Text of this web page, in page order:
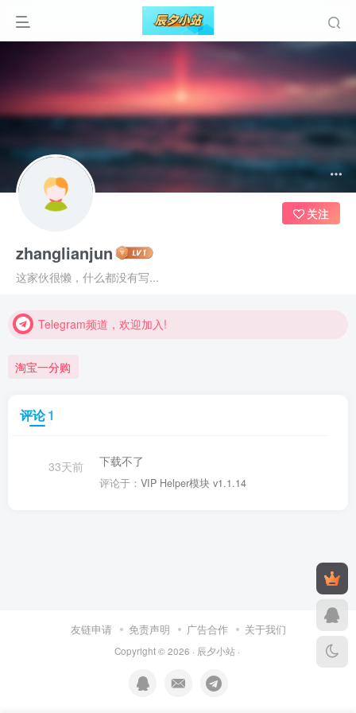
zhanglianjun
这家伙很懒，什么都没有写...
关注
Telegram频道，欢迎加入!
Telegram频道，欢迎加入!
淘宝一分购
评论1
33天前 下载不了
评论于： VIP Helper模块 v1.1.14
友链申请 免责声明 广告合作 关于我们
Copyright © 2026 · 辰夕小站·